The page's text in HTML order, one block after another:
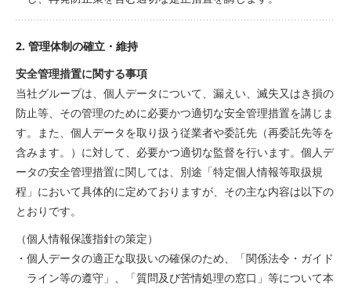
2. 管理体制の確立・維持
安全管理措置に関する事項
当社グループは、個人データについて、漏えい、滅失又はき損の
防止等、その管理のために必要かつ適切な安全管理措置を講じま
す。また、個人データを取り扱う従業者や委託先（再委託先等を
含みます。）に対して、必要かつ適切な監督を行います。個人デ
ータの安全管理措置に関しては、別途「特定個人情報等取扱規
程」において具体的に定めておりますが、その主な内容は以下の
とおりです。
（個人情報保護指針の策定）
・個人データの適正な取扱いの確保のため、「関係法令・ガイド
ライン等の遵守」、「質問及び苦情処理の窓口」等について本